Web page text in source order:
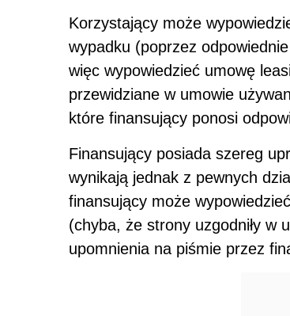
Korzystający może
wypadku (poprzez
więc wypowiedzieć umowę
przewidziane w umowie
które finansujący ponosi
Finansujący posiada szereg
wynikają jednak z pewnych
finansujący może
(chyba, że strony uzgodniły w
upomnienia na piśmie przez